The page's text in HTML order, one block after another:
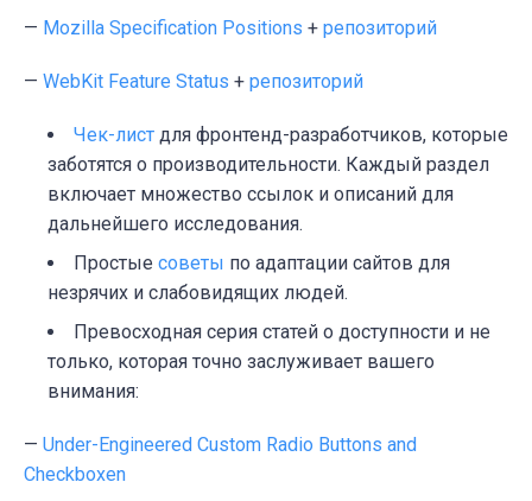
— Mozilla Specification Positions + репозиторий
— WebKit Feature Status + репозиторий
Чек-лист для фронтенд-разработчиков, которые
заботятся о производительности. Каждый раздел
включает множество ссылок и описаний для
дальнейшего исследования.
Простые советы по адаптации сайтов для
незрячих и слабовидящих людей.
Превосходная серия статей о доступности и не
только, которая точно заслуживает вашего
внимания:
— Under-Engineered Custom Radio Buttons and
Checkboxen